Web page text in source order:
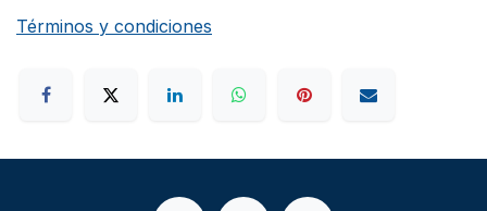
Términos y condiciones